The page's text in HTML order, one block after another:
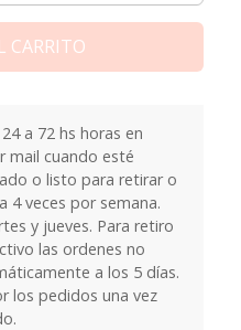
CARRITO
a 72 hs horas en
mail cuando esté
o listo para retirar o
4 veces por semana.
y jueves. Para retiro
las ordenes no
a los 5 días.
los pedidos una vez